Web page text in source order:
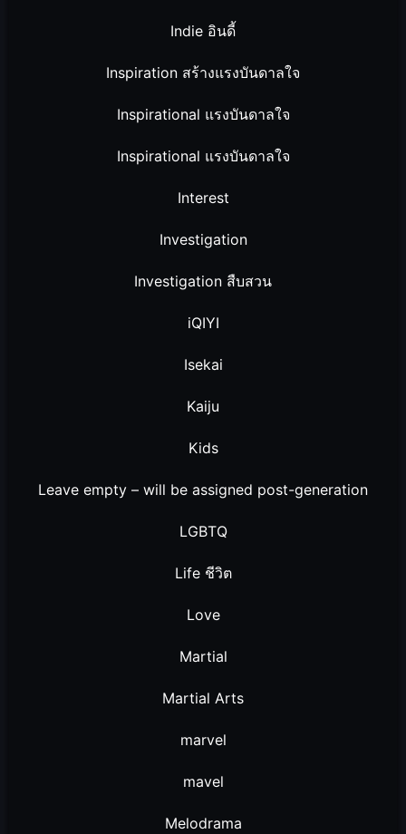
Indie อินดี้
Inspiration สร้างแรงบันดาลใจ
Inspirational แรงบันดาลใจ
Inspirational แรงบันดาลใจ
Interest
Investigation
Investigation สืบสวน
iQIYI
Isekai
Kaiju
Kids
Leave empty – will be assigned post-generation
LGBTQ
Life ชีวิต
Love
Martial
Martial Arts
marvel
mavel
Melodrama